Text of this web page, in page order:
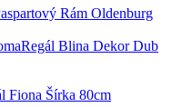
Rám Oldenburg
Regál Blina Dekor Dub
Fiona Šírka 80cm